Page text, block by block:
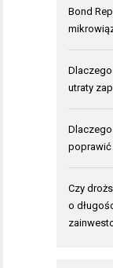
Bond
utraty
Dlaczego
poprawić
Czy
o